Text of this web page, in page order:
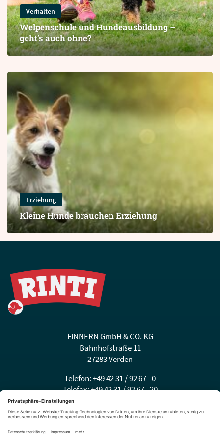
Verhalten
Welpenschule und Hundeausbildung –
geht’s auch ohne?
Erziehung
Kleine Hunde brauchen Erziehung
FINNERN GmbH & CO. KG
Bahnhofstraße 11
27283 Verden
Telefon: +49 42 31 / 92 67 - 0
Telefax: +49 42 31 / 92 67 - 20
E-Mail: